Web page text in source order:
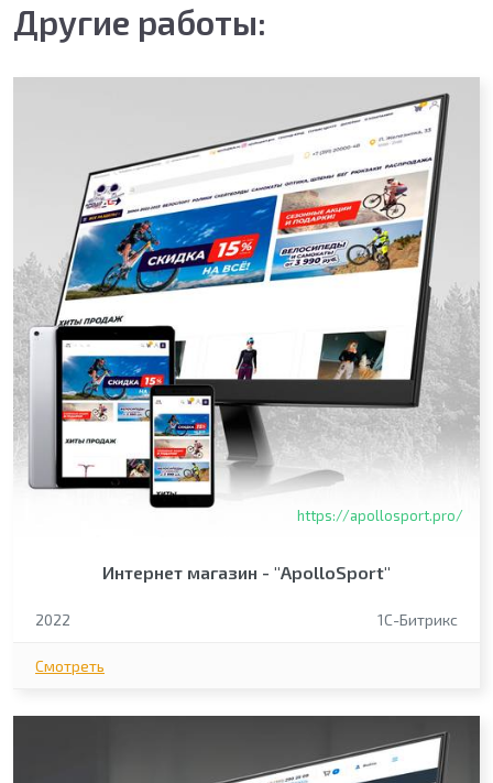
Другие работы:
https://apollosport.pro/
Интернет магазин - "ApolloSport"
2022 1С-Битрикс
Смотреть